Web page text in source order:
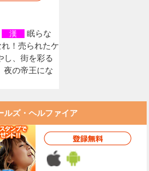
漢
眠らな
！売られたケ
し、街を彩る
夜の帝王にな
ルズ・ヘルファイア